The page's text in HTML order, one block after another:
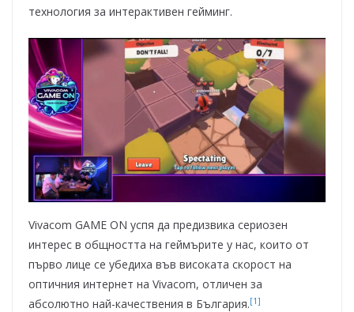
технология за интерактивен гейминг.
Vivacom GАМЕ ON успя да предизвика сериозен
интерес в общността на геймърите у нас, които от
първо лице се убедиха във високата скорост на
оптичния интернет на Vivacom, отличен за
абсолютно най-качествения в България.[1]